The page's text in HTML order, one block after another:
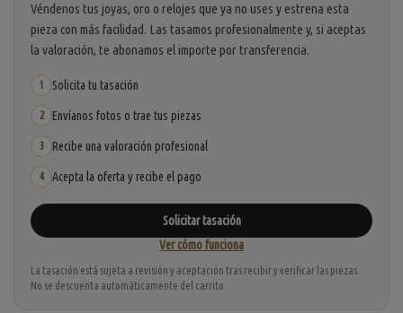
Véndenos tus joyas, oro o relojes que ya no uses y estrena esta
pieza con más facilidad. Las tasamos profesionalmente y, si aceptas
la valoración, te abonamos el importe por transferencia.
1 Solicita tu tasación
2 Envíanos fotos o trae tus piezas
3 Recibe una valoración profesional
4 Acepta la oferta y recibe el pago
Solicitar tasación
Ver cómo funciona
La tasación está sujeta a revisión y aceptación tras recibir y verificar las piezas.
No se descuenta automáticamente del carrito.